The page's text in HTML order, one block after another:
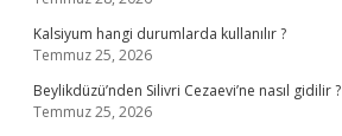
Kalsiyum hangi durumlarda kullanılır ?
Temmuz 25, 2026
Beylikdüzü’nden Silivri Cezaevi’ne nasıl gidilir ?
Temmuz 25, 2026